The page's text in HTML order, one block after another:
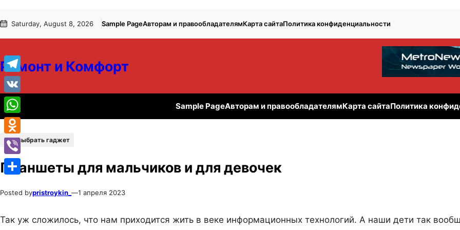
к
к
Saturday, August 8, 2026 Sample PageАвторам и правообладателямКарта сайтаПолитика конфиденциальности
Ремонт и Комфорт
Sample PageАвторам и правообладателямКарта сайтаПолитика
Как выбрать гаджет
Планшеты для мальчиков и для девочек
Posted bypristroykin_ —1 апреля 2023
Так уж сложилось, что нам приходится жить в веке информационных технологий. А наши дети так
Telegram
VK
WhatsApp
Odnoklassniki
Viber